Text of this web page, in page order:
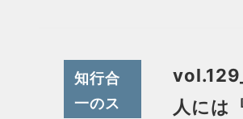
知行合
一のス
人には